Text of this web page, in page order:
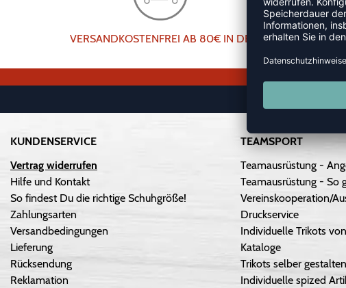
VERSANDKOSTENFREI AB 80€ IN DE
KUNDENSERVICE
Vertrag widerrufen
Hilfe und Kontakt
So findest Du die richtige Schuhgröße!
Zahlungsarten
Versandbedingungen
Lieferung
Rücksendung
Reklamation
TEAMSPORT
Teamausrüstung -
Teamausrüstung - So
Vereinskooperation/
Druckservice
Individuelle Trikots
Kataloge
Trikots selber gestalten
Individuelle spized